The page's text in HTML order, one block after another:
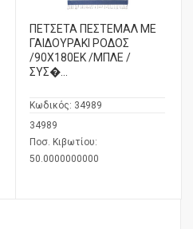
ΠΕΤΣΕΤΑ ΠΕΣΤΕΜΑΛ ΜΕ
ΓΑΙΔΟΥΡΑΚΙ ΡΟΔΟΣ
/90Χ180ΕΚ /ΜΠΛΕ /
ΣΥΣ�...
Κωδικός: 34989
34989
Ποσ. Κιβωτίου:
50.0000000000